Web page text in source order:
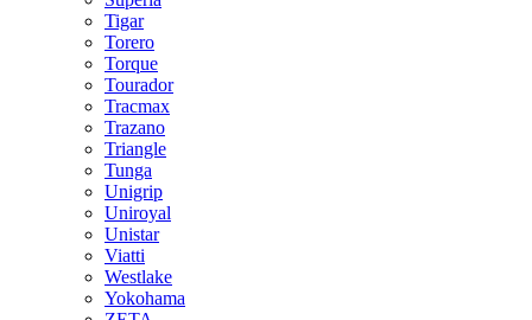
Tigar
Torero
Torque
Tourador
Tracmax
Trazano
Triangle
Tunga
Unigrip
Uniroyal
Unistar
Viatti
Westlake
Yokohama